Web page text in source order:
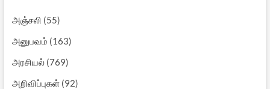
அஞ்சலி (55)
அனுபவம் (163)
அரசியல்(769)
அறிவிப்புகள்(92)